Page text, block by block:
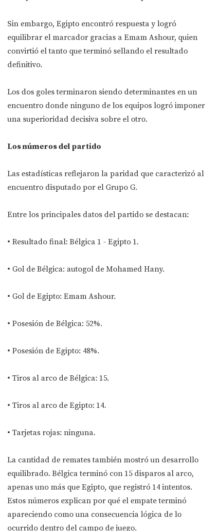
Sin embargo, Egipto encontró respuesta y logró
equilibrar el marcador gracias a Emam Ashour, quien
convirtió el tanto que terminó sellando el resultado
definitivo.
Los dos goles terminaron siendo determinantes en un
encuentro donde ninguno de los equipos logró imponer
una superioridad decisiva sobre el otro.
Los números del partido
Las estadísticas reflejaron la paridad que caracterizó al
encuentro disputado por el Grupo G.
Entre los principales datos del partido se destacan:
• Resultado final: Bélgica 1 - Egipto 1.
• Gol de Bélgica: autogol de Mohamed Hany.
• Gol de Egipto: Emam Ashour.
• Posesión de Bélgica: 52%.
• Posesión de Egipto: 48%.
• Tiros al arco de Bélgica: 15.
• Tiros al arco de Egipto: 14.
• Tarjetas rojas: ninguna.
La cantidad de remates también mostró un desarrollo
equilibrado. Bélgica terminó con 15 disparos al arco,
apenas uno más que Egipto, que registró 14 intentos.
Estos números explican por qué el empate terminó
apareciendo como una consecuencia lógica de lo
ocurrido dentro del campo de juego.